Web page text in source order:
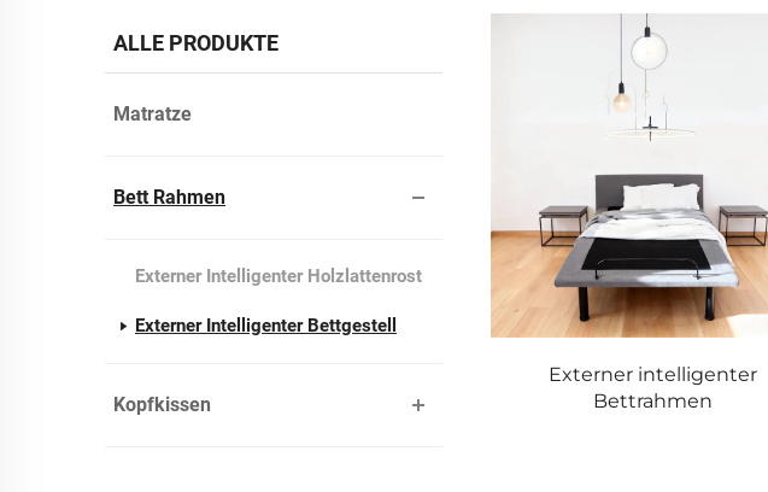
ALLE PRODUKTE
Matratze
Bett Rahmen
Externer Intelligenter Holzlattenrost
Externer Intelligenter Bettgestell
Kopfkissen
Externer intelligenter
Bettrahmen